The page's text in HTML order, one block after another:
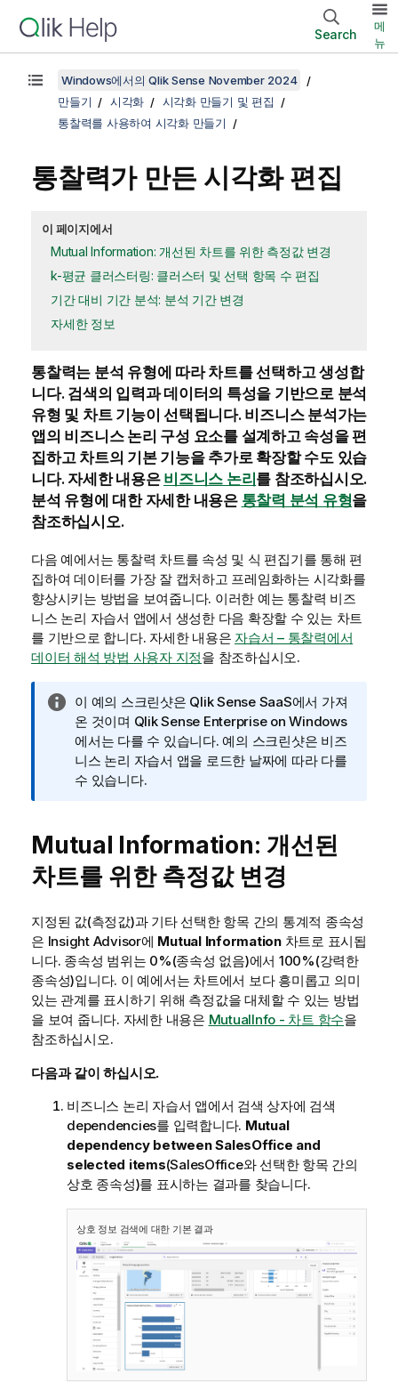
Search
메
뉴
Windows에서의 Qlik Sense November 2024
만들기
시각화
시각화 만들기 및 편집
통찰력를 사용하여 시각화 만들기
통찰력가 만든 시각화 편집
이 페이지에서
Mutual Information: 개선된 차트를 위한 측정값 변경
k-평균 클러스터링: 클러스터 및 선택 항목 수 편집
기간 대비 기간 분석: 분석 기간 변경
자세한 정보
통찰력는 분석 유형에 따라 차트를 선택하고 생성합
니다. 검색의 입력과 데이터의 특성을 기반으로 분석
유형 및 차트 기능이 선택됩니다. 비즈니스 분석가는
앱의 비즈니스 논리 구성 요소를 설계하고 속성을 편
집하고 차트의 기본 기능을 추가로 확장할 수도 있습
니다. 자세한 내용은 비즈니스 논리 를 참조하십시오.
분석 유형에 대한 자세한 내용은 통찰력 분석 유형을
참조하십시오.
다음 예에서는 통찰력 차트를 속성 및 식 편집기를 통해 편
집하여 데이터를 가장 잘 캡처하고 프레임화하는 시각화를
향상시키는 방법을 보여줍니다. 이러한 예는 통찰력 비즈
니스 논리 자습서 앱에서 생성한 다음 확장할 수 있는 차트
를 기반으로 합니다. 자세한 내용은 자습서 – 통찰력에서
데이터 해석 방법 사용자 지정을 참조하십시오.
정
보
메
모
이 예의 스크린샷은 Qlik Sense SaaS에서 가져
온 것이며 Qlik Sense Enterprise on Windows
에서는 다를 수 있습니다.예의 스크린샷은 비즈
니스 논리 자습서 앱을 로드한 날짜에 따라 다를
수 있습니다.
Mutual Information: 개선된
차트를 위한 측정값 변경
지정된 값(측정값)과 기타 선택한 항목 간의 통계적 종속성
은 Insight Advisor에 Mutual Information차트로 표시됩
니다. 종속성 범위는 0%(종속성 없음)에서 100%(강력한
종속성)입니다. 이 예에서는 차트에서 보다 흥미롭고 의미
있는 관계를 표시하기 위해 측정값을 대체할 수 있는 방법
을 보여 줍니다. 자세한 내용은 MutualInfo - 차트 함수을
참조하십시오.
다음과 같이 하십시오.
비즈니스 논리 자습서 앱에서 검색 상자에 검색
dependencies를 입력합니다. Mutual
dependency between SalesOffice and
selected items(SalesOffice와 선택한 항목 간의
상호 종속성)를 표시하는 결과를 찾습니다.
상호 정보 검색에 대한 기본 결과